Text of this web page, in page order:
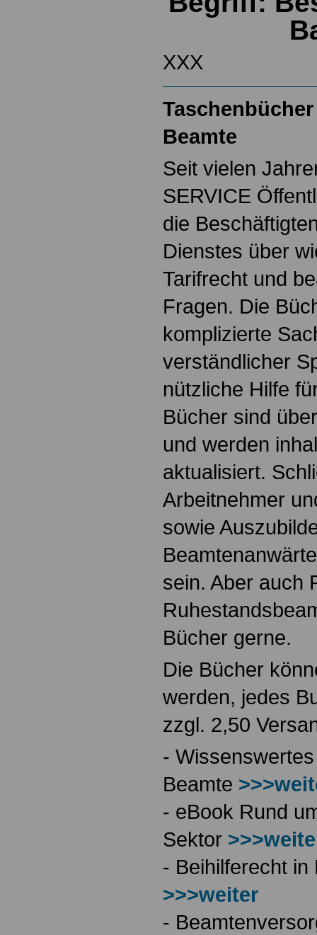
XXX
Beamte
Seit vielen
SERVICE
die
Dienstes über
Tarifrecht und
Fragen. Die
komplizierte
verständlicher
nützliche Hilfe
Bücher sind
und werden
aktualisiert.
Arbeitnehmer
sowie
sein. Aber auch
Bücher gerne.
Die Bücher
werden, jedes
zzgl. 2,50
-
Beamte
- eBook Rund
Sektor
- Beihilferecht
>>>weiter
-